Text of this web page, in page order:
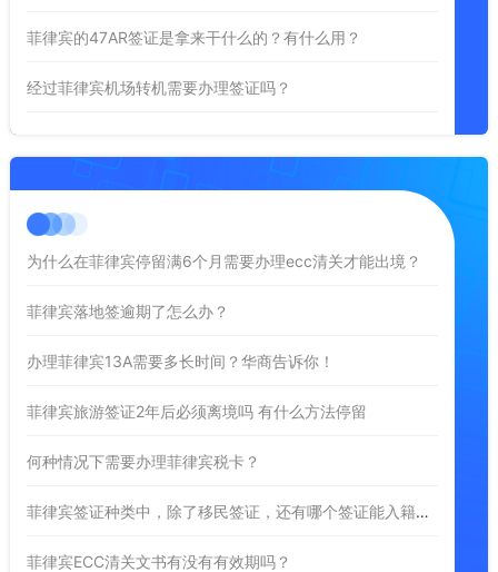
菲律宾的47AR签证是拿来干什么的？有什么用？
经过菲律宾机场转机需要办理签证吗？
为什么在菲律宾停留满6个月需要办理ecc清关才能出境？
菲律宾落地签逾期了怎么办？
办理菲律宾13A需要多长时间？华商告诉你！
菲律宾旅游签证2年后必须离境吗 有什么方法停留
何种情况下需要办理菲律宾税卡？
菲律宾签证种类中，除了移民签证，还有哪个签证能入籍菲律宾？
菲律宾ECC清关文书有没有有效期吗？